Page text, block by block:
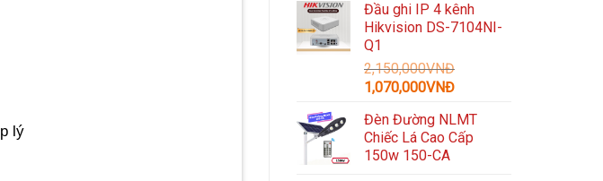
lý
là:
5,959,000VNĐ.
tại
là:
Đầu ghi IP 4 kênh
Hikvision DS-7104NI-
Q1
2,150,000VNĐ
Giá
là:
2,150,000VNĐ.
1,070,000VNĐGiá
tại
là:
Đèn Đường NLMT
Chiếc Lá Cao Cấp
150w 150-CA